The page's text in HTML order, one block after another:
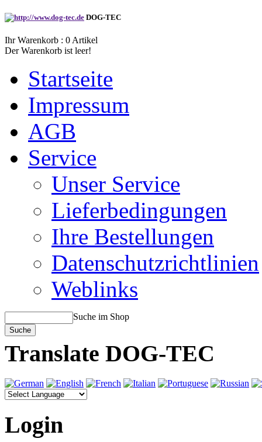
DOG-TEC
Ihr Warenkorb : 0 Artikel
Der Warenkorb ist leer!
Startseite
Impressum
AGB
Service
Unser Service
Lieferbedingungen
Ihre Bestellungen
Datenschutzrichtlinien
Weblinks
Suche im Shop
Translate DOG-TEC
Login